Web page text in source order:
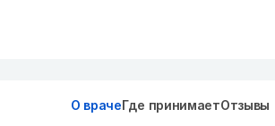
О врачеГде принимаетОтзывы